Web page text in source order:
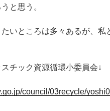
と思う。
いところは多々あるが、私
チック資源循環小委員会↓
council/03recycle/